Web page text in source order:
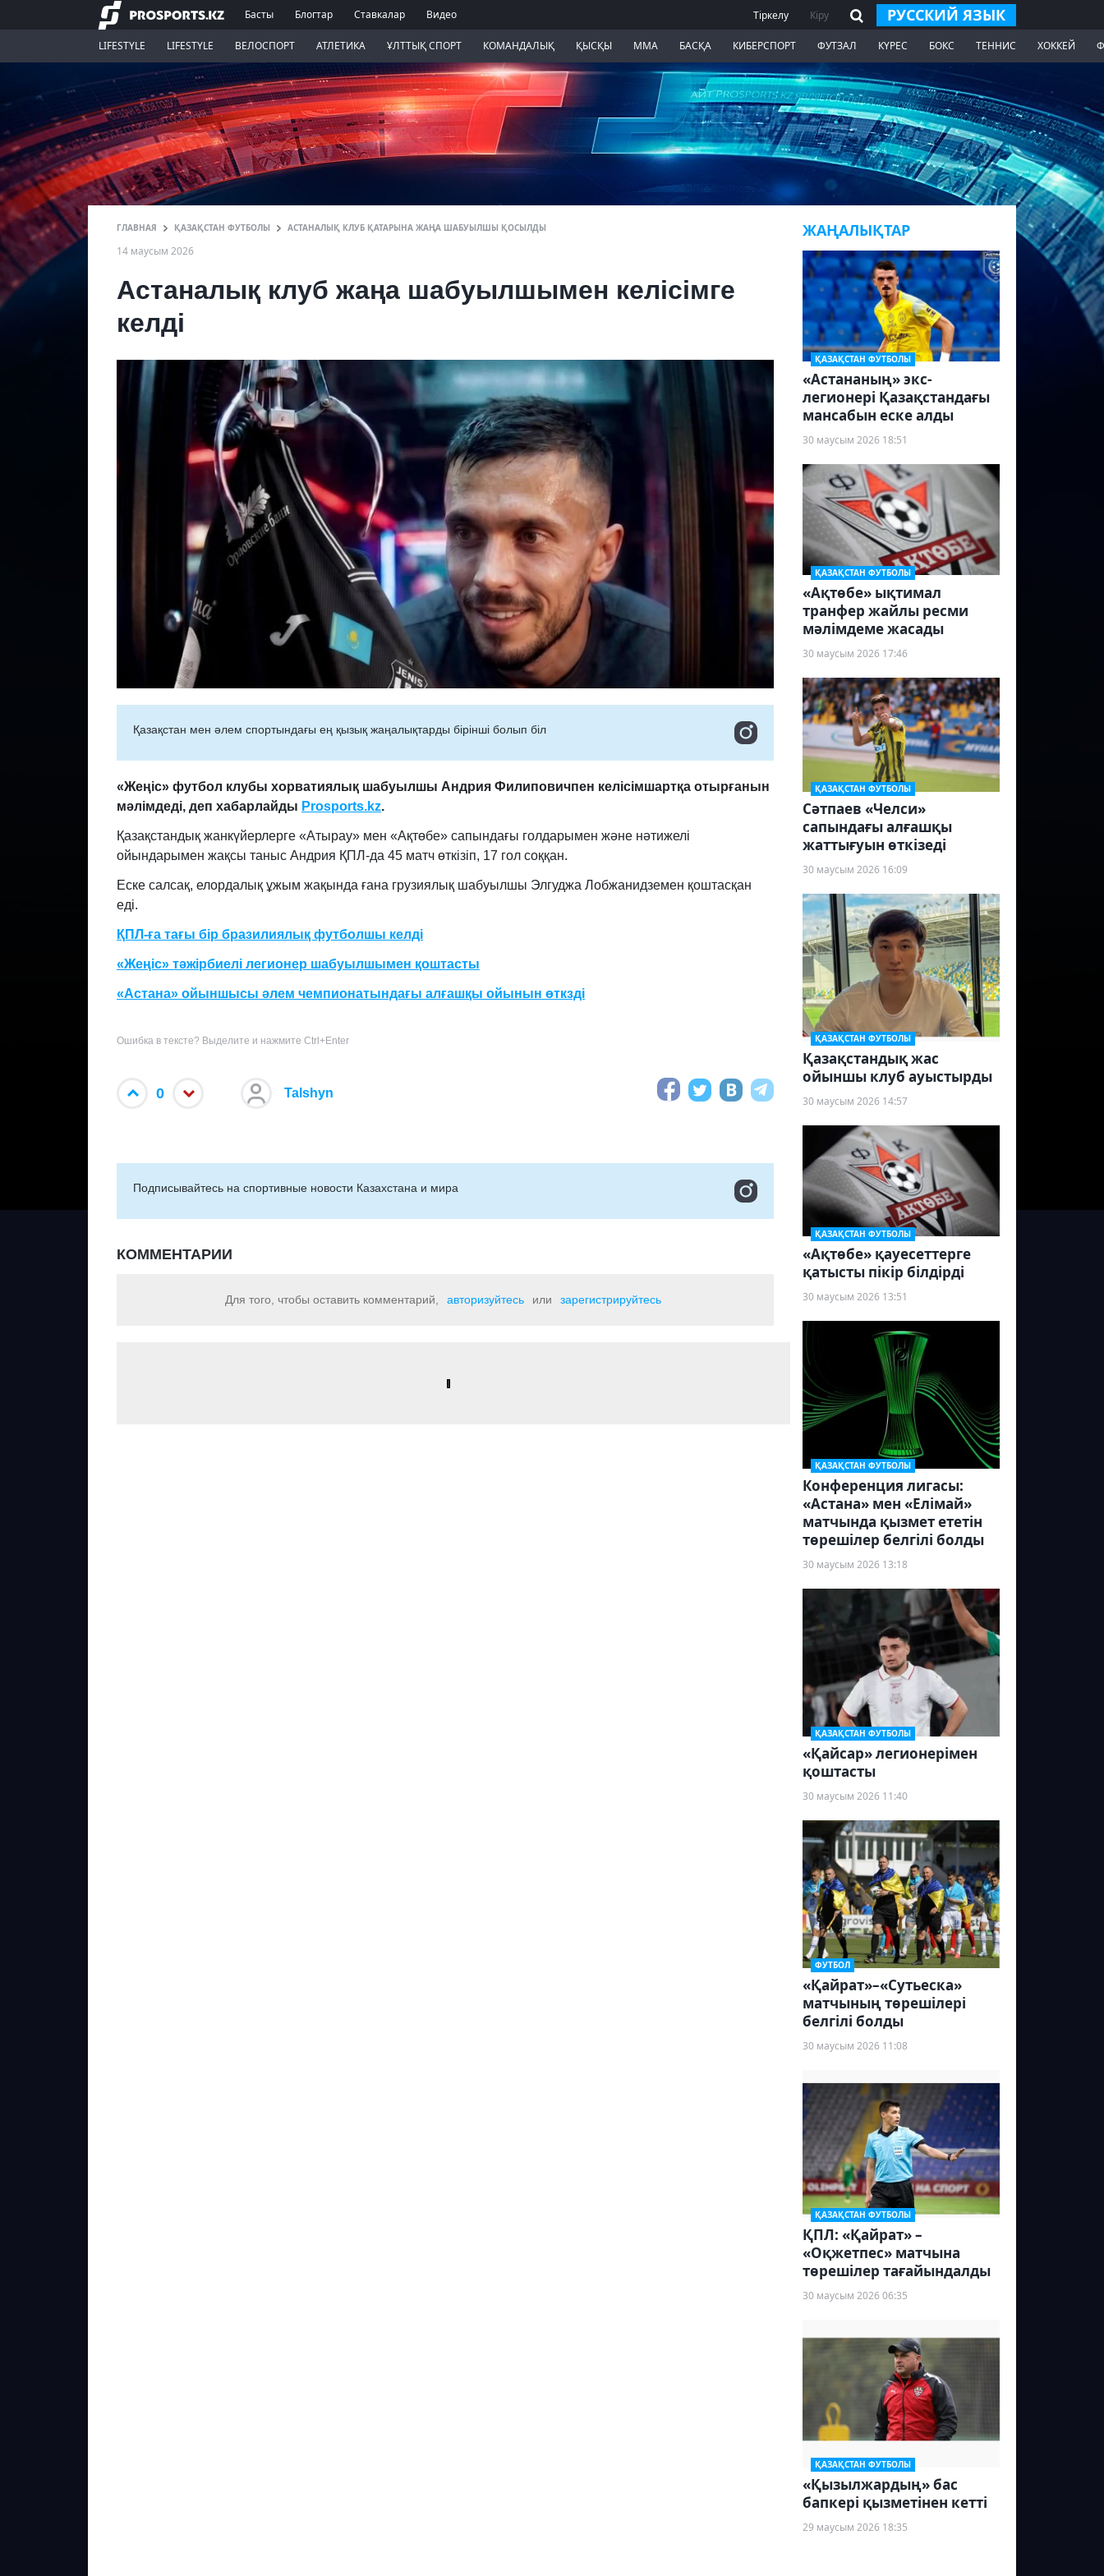
Басты Блогтар Ставкалар Видео Тіркелу Кіру РУССКИЙ ЯЗЫК
LIFESTYLE LIFESTYLE ВЕЛОСПОРТ АТЛЕТИКА ҰЛТТЫҚ СПОРТ КОМАНДАЛЫҚ ҚЫСҚЫ ММА БАСҚА КИБЕРСПОРТ ФУТЗАЛ КҮРЕС БОКС ТЕННИС ХОККЕЙ
ГЛАВНАЯ ҚАЗАҚСТАН ФУТБОЛЫ АСТАНАЛЫҚ КЛУБ ҚАТАРЫНА ЖАҢА ШАБУЫЛШЫ ҚОСЫЛДЫ
14 маусым 2026
Астаналық клуб жаңа шабуылшымен келісімге
келді
Қазақстан мен әлем спортындағы ең қызық жаңалықтарды бірінші болып біл
«Жеңіс» футбол клубы хорватиялық шабуылшы Андрия Филиповичпен келісімшартқа отырғанын
мәлімдеді, деп хабарлайды Prosports.kz.
Қазақстандық жанкүйерлерге «Атырау» мен «Ақтөбе» сапындағы голдарымен және нәтижелі
ойындарымен жақсы таныс Андрия ҚПЛ-да 45 матч өткізіп, 17 гол соққан.
Еске салсақ, елордалық ұжым жақында ғана грузиялық шабуылшы Элгуджа Лобжанидземен қоштасқан
еді.
ҚПЛ-ға тағы бір бразилиялық футболшы келді
«Жеңіс» тәжірбиелі легионер шабуылшымен қоштасты
«Астана» ойыншысы әлем чемпионатындағы алғашқы ойынын өткзді
Ошибка в тексте? Выделите и нажмите Ctrl+Enter
0 Talshyn
Подписывайтесь на cпортивные новости Казахстана и мира
КОММЕНТАРИИ
Для того, чтобы оставить комментарий, авторизуйтесь или зарегистрируйтесь
ЖАҢАЛЫҚТАР
ҚАЗАҚСТАН ФУТБОЛЫ
«Астананың» экс-
легионері Қазақстандағы
мансабын еске алды
30 маусым 2026 18:51
ҚАЗАҚСТАН ФУТБОЛЫ
«Ақтөбе» ықтимал
транфер жайлы ресми
мәлімдеме жасады
30 маусым 2026 17:46
ҚАЗАҚСТАН ФУТБОЛЫ
Сәтпаев «Челси»
сапындағы алғашқы
жаттығуын өткізеді
30 маусым 2026 16:09
ҚАЗАҚСТАН ФУТБОЛЫ
Қазақстандық жас
ойыншы клуб ауыстырды
30 маусым 2026 14:57
ҚАЗАҚСТАН ФУТБОЛЫ
«Ақтөбе» қауесеттерге
қатысты пікір білдірді
30 маусым 2026 13:51
ҚАЗАҚСТАН ФУТБОЛЫ
Конференция лигасы:
«Астана» мен «Елімай»
матчында қызмет ететін
төрешілер белгілі болды
30 маусым 2026 13:18
ҚАЗАҚСТАН ФУТБОЛЫ
«Қайсар» легионерімен
қоштасты
30 маусым 2026 11:40
ФУТБОЛ
«Қайрат»–«Сутьеска»
матчының төрешілері
белгілі болды
30 маусым 2026 11:08
ҚАЗАҚСТАН ФУТБОЛЫ
ҚПЛ: «Қайрат» –
«Оқжетпес» матчына
төрешілер тағайындалды
30 маусым 2026 06:35
ҚАЗАҚСТАН ФУТБОЛЫ
«Қызылжардың» бас
бапкері қызметінен кетті
29 маусым 2026 18:35